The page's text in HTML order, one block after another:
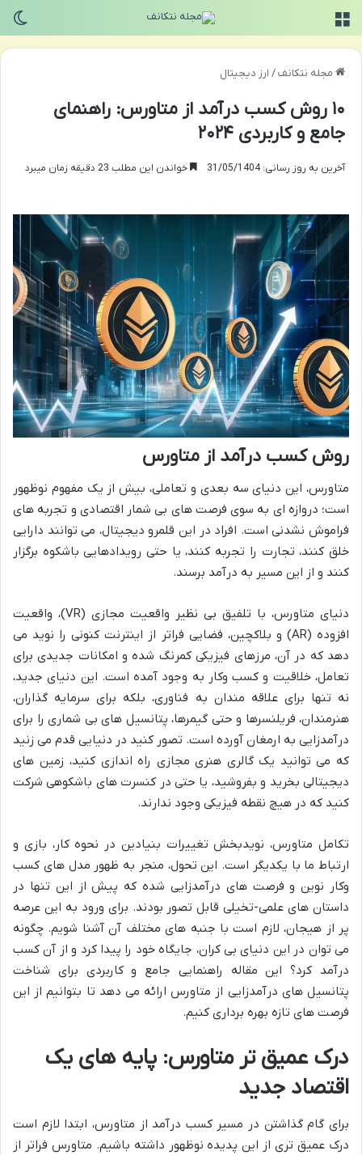
مجله نتکانف/ ارز دیجیتال
۱۰ روش کسب درآمد از متاورس: راهنمای
جامع و کاربردی ۲۰۲۴
آخرین به روز رسانی: 31/05/1404 خواندن این مطلب 23 دقیقه زمان میبرد
روش کسب درآمد از متاورس
متاورس، این دنیای سه بعدی و تعاملی، بیش از یک مفهوم نوظهور
است؛ دروازه ای به سوی فرصت های بی شمار اقتصادی و تجربه های
فراموش نشدنی است. افراد در این قلمرو دیجیتال، می توانند دارایی
خلق کنند، تجارت را تجربه کنند، یا حتی رویدادهایی باشکوه برگزار
کنند و از این مسیر به درآمد برسند.
دنیای متاورس، با تلفیق بی نظیر واقعیت مجازی (VR)، واقعیت
افزوده (AR) و بلاکچین، فضایی فراتر از اینترنت کنونی را نوید می
دهد که در آن، مرزهای فیزیکی کمرنگ شده و امکانات جدیدی برای
تعامل، خلاقیت و کسب وکار به وجود آمده است. این دنیای جدید،
نه تنها برای علاقه مندان به فناوری، بلکه برای سرمایه گذاران،
هنرمندان، فریلنسرها و حتی گیمرها، پتانسیل های بی شماری را برای
درآمدزایی به ارمغان آورده است. تصور کنید در دنیایی قدم می زنید
که می توانید یک گالری هنری مجازی راه اندازی کنید، زمین های
دیجیتالی بخرید و بفروشید، یا حتی در کنسرت های باشکوهی شرکت
کنید که در هیچ نقطه فیزیکی وجود ندارند.
تکامل متاورس، نویدبخش تغییرات بنیادین در نحوه کار، بازی و
ارتباط ما با یکدیگر است. این تحول، منجر به ظهور مدل های کسب
وکار نوین و فرصت های درآمدزایی شده که پیش از این تنها در
داستان های علمی-تخیلی قابل تصور بودند. برای ورود به این عرصه
پر از هیجان، لازم است با جنبه های مختلف آن آشنا شویم. چگونه
می توان در این دنیای بی کران، جایگاه خود را پیدا کرد و از آن کسب
درآمد کرد؟ این مقاله راهنمایی جامع و کاربردی برای شناخت
پتانسیل های درآمدزایی از متاورس ارائه می دهد تا بتوانیم از این
فرصت های تازه بهره برداری کنیم.
درک عمیق تر متاورس: پایه های یک
اقتصاد جدید
برای گام گذاشتن در مسیر کسب درآمد از متاورس، ابتدا لازم است
درک عمیق تری از این پدیده نوظهور داشته باشیم. متاورس فراتر از